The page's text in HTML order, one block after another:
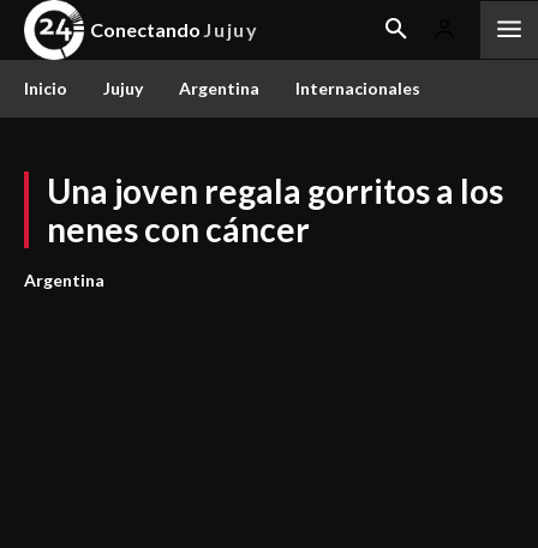
Conectando Jujuy
Inicio Jujuy Argentina Internacionales
Una joven regala gorritos a los
nenes con cáncer
Argentina